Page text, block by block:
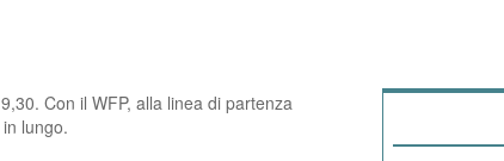
Con il WFP, alla linea di partenza
lungo.